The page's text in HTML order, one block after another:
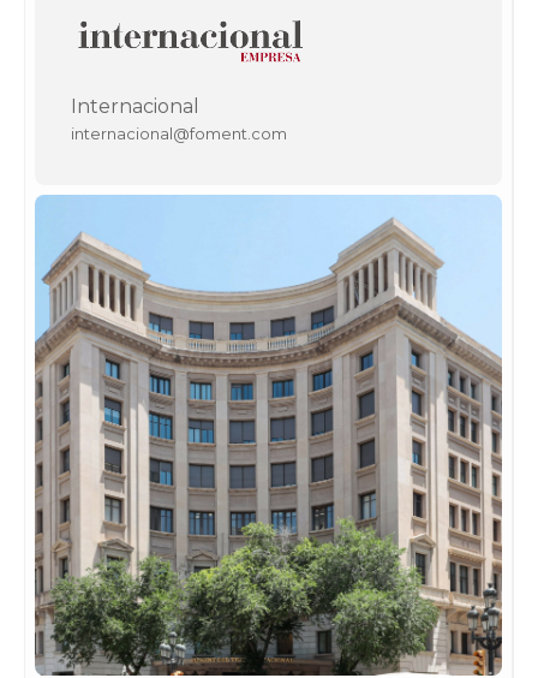
Internacional
internacional@foment.com